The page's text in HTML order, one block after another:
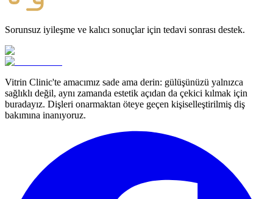
Sorunsuz iyileşme ve kalıcı sonuçlar için tedavi sonrası destek.
Vitrin Clinic'te amacımız sade ama derin: gülüşünüzü yalnızca
sağlıklı değil, aynı zamanda estetik açıdan da çekici kılmak için
buradayız. Dişleri onarmaktan öteye geçen kişiselleştirilmiş diş
bakımına inanıyoruz.